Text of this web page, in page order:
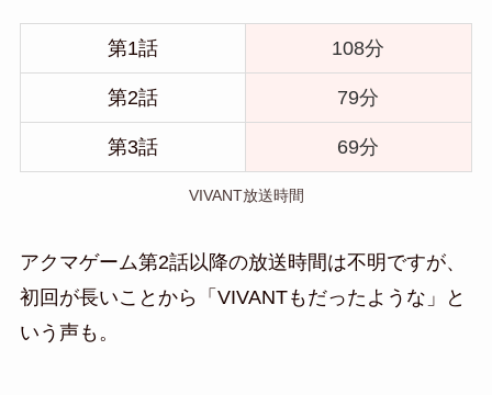
第1話 108分
第2話 79分
第3話 69分
VIVANT放送時間
アクマゲーム第2話以降の放送時間は不明ですが、
初回が長いことから「VIVANTもだったような」と
いう声も。